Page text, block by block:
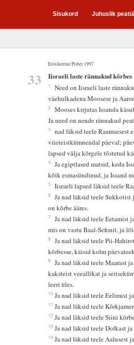
Sisukord Juhuslik
Eestikeelne Piibel 1997
33 Iisraeli laste rännakud kõrbes
1
Need on Iisraeli laste
väehulkadena Moosese ja
2 Mooses kirjutas Issanda
Ja need on nende rännakud
3 nad läksid teele Raamsesest
viieteistkümnendal päeval;
lapsed välja kõrgele tõstetud
4 Ja egiptlased matsid, keda
kõik esmasündinud, ja Issand
5 Iisraeli lapsed läksid teele
6 Ja nad läksid teele Sukkotist
on kõrbe ääres.
7 Ja nad läksid teele Eetamist
mis on vastu Baal-Sefonit, ja
8 Ja nad läksid teele Pii-
kõrbesse, käisid kolm
9 Ja nad läksid teele Maarast
kaksteist veeallikat ja
leeri üles.
10 Ja nad läksid teele Eelimist
11 Ja nad läksid teele
12 Ja nad läksid teele Siini
13 Ja nad läksid teele Dofkast
14 Ja nad läksid teele Aalusest